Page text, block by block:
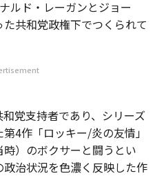
ルド・レーガンとジョー
共和党政権下でつくられて
党支持者であり、シリーズ
4作「ロッキー/炎の友情」
）のボクサーと闘うとい
治状況を色濃く反映した作